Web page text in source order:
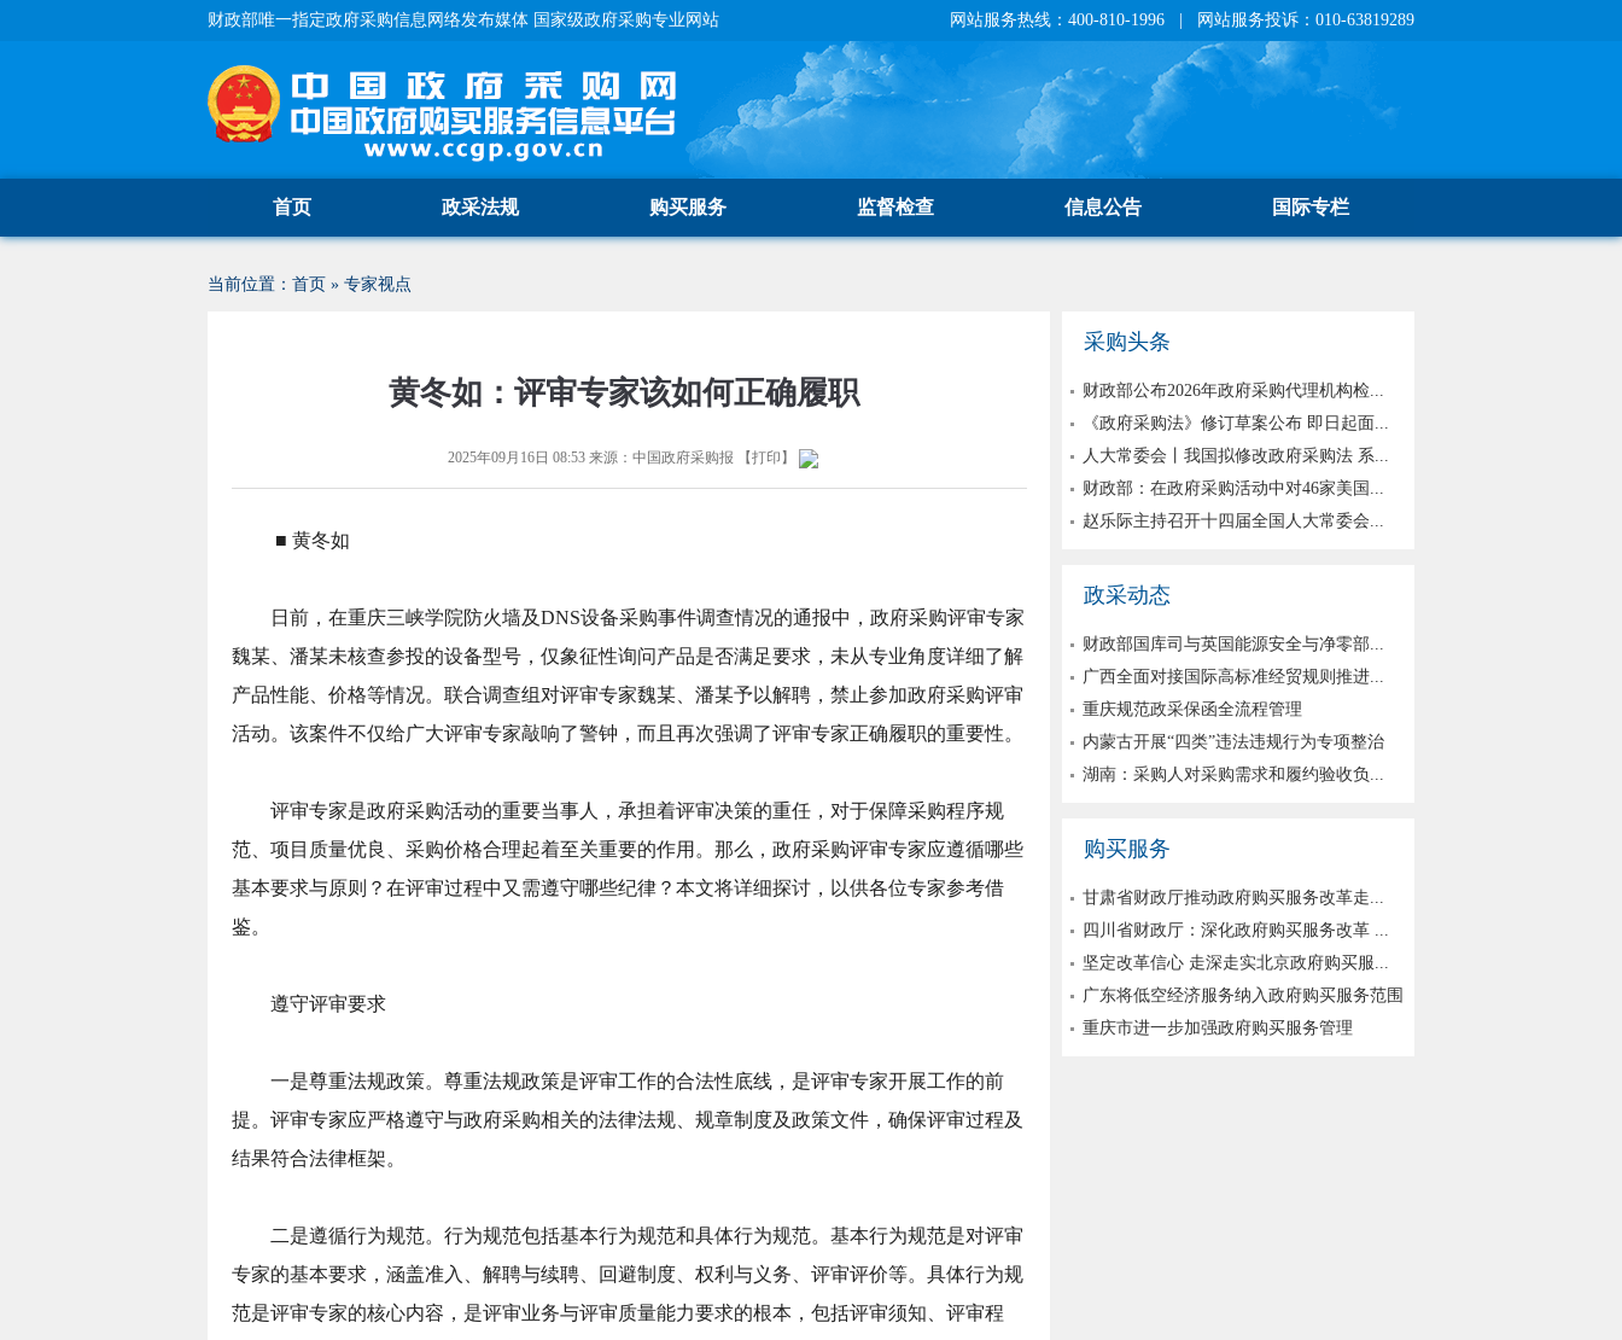
财政部唯一指定政府采购信息网络发布媒体 国家级政府采购专业网站 网站服务热线：400-810-1996 | 网站服务投诉：010-63819289
首页 政采法规 购买服务 监督检查 信息公告 国际专栏
当前位置： 首页 » 专家视点
黄冬如：评审专家该如何正确履职
2025年09月16日 08:53来源： 中国政府采购报 【打印 】
■ 黄冬如
日前，在重庆三峡学院防火墙及DNS设备采购事件调查情况的通报中，政府采购评审专家
魏某、潘某未核查参投的设备型号，仅象征性询问产品是否满足要求，未从专业角度详细了解
产品性能、价格等情况。联合调查组对评审专家魏某、潘某予以解聘，禁止参加政府采购评审
活动。该案件不仅给广大评审专家敲响了警钟，而且再次强调了评审专家正确履职的重要性。
评审专家是政府采购活动的重要当事人，承担着评审决策的重任，对于保障采购程序规
范、项目质量优良、采购价格合理起着至关重要的作用。那么，政府采购评审专家应遵循哪些
基本要求与原则？在评审过程中又需遵守哪些纪律？本文将详细探讨，以供各位专家参考借
鉴。
遵守评审要求
一是尊重法规政策。尊重法规政策是评审工作的合法性底线，是评审专家开展工作的前
提。评审专家应严格遵守与政府采购相关的法律法规、规章制度及政策文件，确保评审过程及
结果符合法律框架。
二是遵循行为规范。行为规范包括基本行为规范和具体行为规范。基本行为规范是对评审
专家的基本要求，涵盖准入、解聘与续聘、回避制度、权利与义务、评审评价等。具体行为规
范是评审专家的核心内容，是评审业务与评审质量能力要求的根本，包括评审须知、评审程
采购头条
财政部公布2026年政府采购代理机构检...
《政府采购法》修订草案公布 即日起面...
人大常委会丨我国拟修改政府采购法 系...
财政部：在政府采购活动中对46家美国...
赵乐际主持召开十四届全国人大常委会...
政采动态
财政部国库司与英国能源安全与净零部...
广西全面对接国际高标准经贸规则推进...
重庆规范政采保函全流程管理
内蒙古开展“四类”违法违规行为专项整治
湖南：采购人对采购需求和履约验收负...
购买服务
甘肃省财政厅推动政府购买服务改革走...
四川省财政厅：深化政府购买服务改革 ...
坚定改革信心 走深走实北京政府购买服...
广东将低空经济服务纳入政府购买服务范围
重庆市进一步加强政府购买服务管理